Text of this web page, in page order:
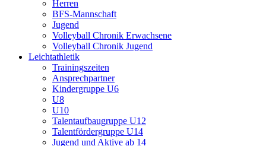
Herren
BFS-Mannschaft
Jugend
Volleyball Chronik Erwachsene
Volleyball Chronik Jugend
Leichtathletik
Trainingszeiten
Ansprechpartner
Kindergruppe U6
U8
U10
Talentaufbaugruppe U12
Talentfördergruppe U14
Jugend und Aktive ab 14